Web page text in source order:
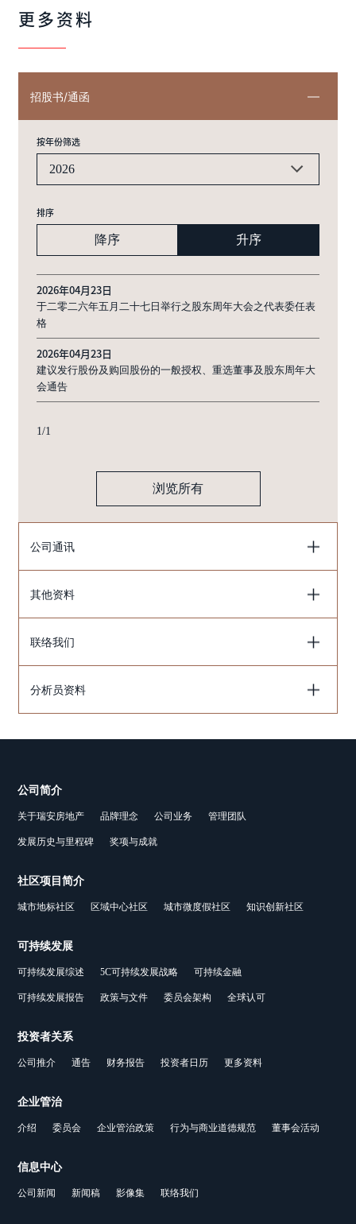
更多资料
招股书/通函
按年份筛选
2026
排序
降序 升序
2026年04月23日
于二零二六年五月二十七日举行之股东周年大会之代表委任表
格
2026年04月23日
建议发行股份及购回股份的一般授权、重选董事及股东周年大
会通告
1/1
浏览所有
公司通讯
其他资料
联络我们
分析员资料
公司简介
关于瑞安房地产 品牌理念 公司业务 管理团队
发展历史与里程碑 奖项与成就
社区项目简介
城市地标社区 区域中心社区 城市微度假社区 知识创新社区
可持续发展
可持续发展综述 5C可持续发展战略 可持续金融
可持续发展报告 政策与文件 委员会架构 全球认可
投资者关系
公司推介 通告 财务报告 投资者日历 更多资料
企业管治
介绍 委员会 企业管治政策 行为与商业道德规范 董事会活动
信息中心
公司新闻 新闻稿 影像集 联络我们